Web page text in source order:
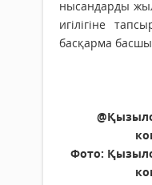
нысандарды
игілігіне
басқарма
Фото: